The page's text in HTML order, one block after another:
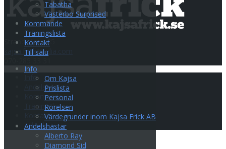
Tabatha
Västerbo Surprised
Kommande
Träningslista
Kontakt
Till salu
Info
Om Kajsa
Prislista
Personal
Rörelsen
Värdegrunder inom Kajsa Frick AB
Andelshästar
Alberto Ray
Diamond Sid
Strandvägen 35
kajsa.frick@telia.com
Info
Andelshästar
Kommande
Träningslista
Kontakt
Till salu